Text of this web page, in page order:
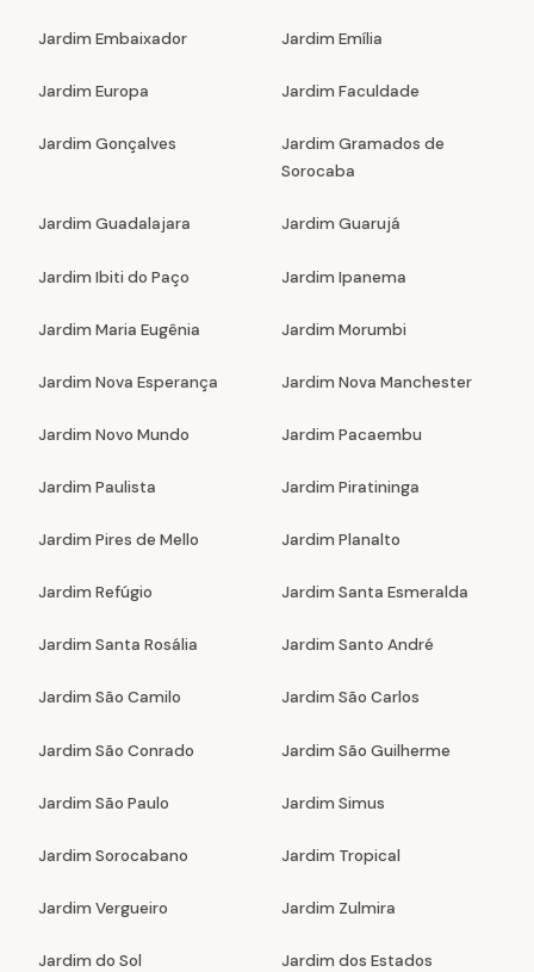
Jardim Embaixador Jardim Emília
Jardim Europa Jardim Faculdade
Jardim Gonçalves
Jardim Gramados de
Sorocaba
Jardim Guadalajara Jardim Guarujá
Jardim Ibiti do Paço Jardim Ipanema
Jardim Maria Eugênia Jardim Morumbi
Jardim Nova Esperança Jardim Nova Manchester
Jardim Novo Mundo Jardim Pacaembu
Jardim Paulista Jardim Piratininga
Jardim Pires de Mello Jardim Planalto
Jardim Refúgio Jardim Santa Esmeralda
Jardim Santa Rosália Jardim Santo André
Jardim São Camilo Jardim São Carlos
Jardim São Conrado Jardim São Guilherme
Jardim São Paulo Jardim Simus
Jardim Sorocabano Jardim Tropical
Jardim Vergueiro Jardim Zulmira
Jardim do Sol Jardim dos Estados